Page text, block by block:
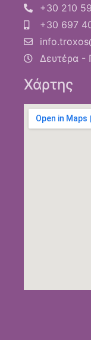
+30 210
+30 697
Δευτέρα -
Χάρτης